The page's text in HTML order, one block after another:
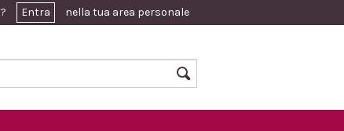
Entra nella tua area personale